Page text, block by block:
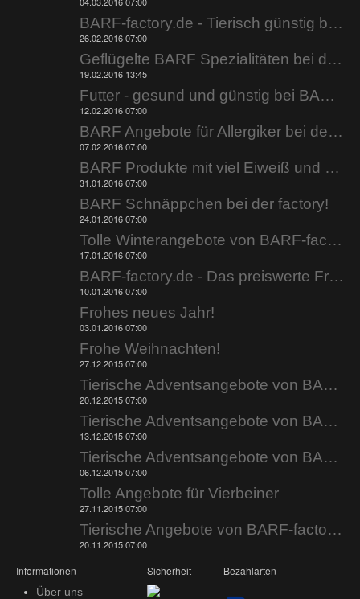
BARF-factory.de - Tierisch günstig barfen.
26.02.2016 07:00
Geflügelte BARF Spezialitäten bei der factory.
19.02.2016 13:45
Futter - gesund und günstig bei BARF-factory.de.
12.02.2016 07:00
BARF Angebote für Allergiker bei der factory.
07.02.2016 07:00
BARF Produkte mit viel Eiweiß und wenig Fett!
31.01.2016 07:00
BARF Schnäppchen bei der factory!
24.01.2016 07:00
Tolle Winterangebote von BARF-factory.de
17.01.2016 07:00
BARF-factory.de - Das preiswerte Frostfutter.
10.01.2016 07:00
Frohes neues Jahr!
03.01.2016 07:00
Frohe Weihnachten!
27.12.2015 07:00
Tierische Adventsangebote von BARF-factory.de
20.12.2015 07:00
Tierische Adventsangebote von BARF-factory.de
13.12.2015 07:00
Tierische Adventsangebote von BARF-factory.de
06.12.2015 07:00
Tolle Angebote für Vierbeiner
27.11.2015 07:00
Tierische Angebote von BARF-factory.de
20.11.2015 07:00
Informationen
Über uns
Sicherheit Bezahlarten